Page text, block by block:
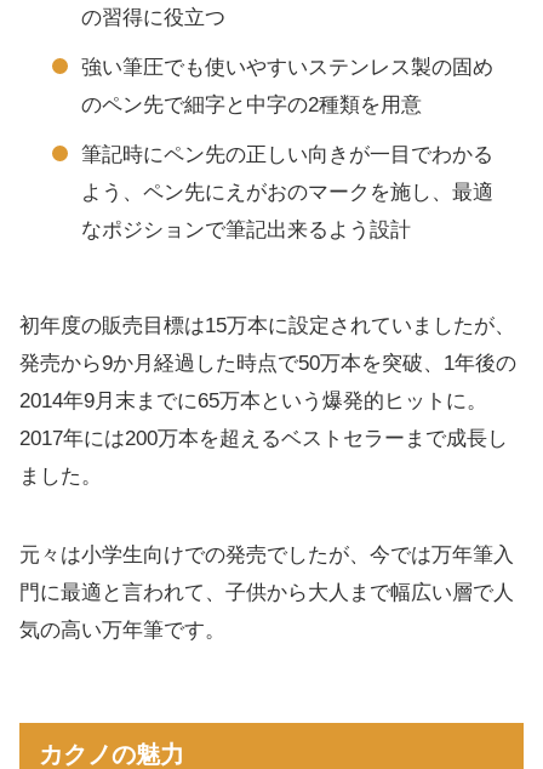
の習得に役立つ
強い筆圧でも使いやすいステンレス製の固め
のペン先で細字と中字の2種類を用意
筆記時にペン先の正しい向きが一目でわかる
よう、ペン先にえがおのマークを施し、最適
なポジションで筆記出来るよう設計
初年度の販売目標は15万本に設定されていましたが、
発売から9か月経過した時点で50万本を突破、1年後の
2014年9月末までに65万本という爆発的ヒットに。
2017年には200万本を超えるベストセラーまで成長し
ました。
元々は小学生向けでの発売でしたが、今では万年筆入
門に最適と言われて、子供から大人まで幅広い層で人
気の高い万年筆です。
カクノの魅力